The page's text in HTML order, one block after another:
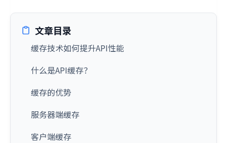
文章目录
缓存技术如何提升API性能
什么是API缓存？
缓存的优势
服务器端缓存
客户端缓存